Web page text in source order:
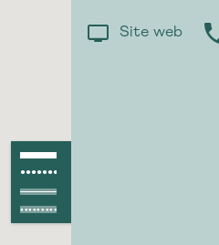
Site web
●●●●●●●●●●●●
●●●●●●●●●●●●●●●●